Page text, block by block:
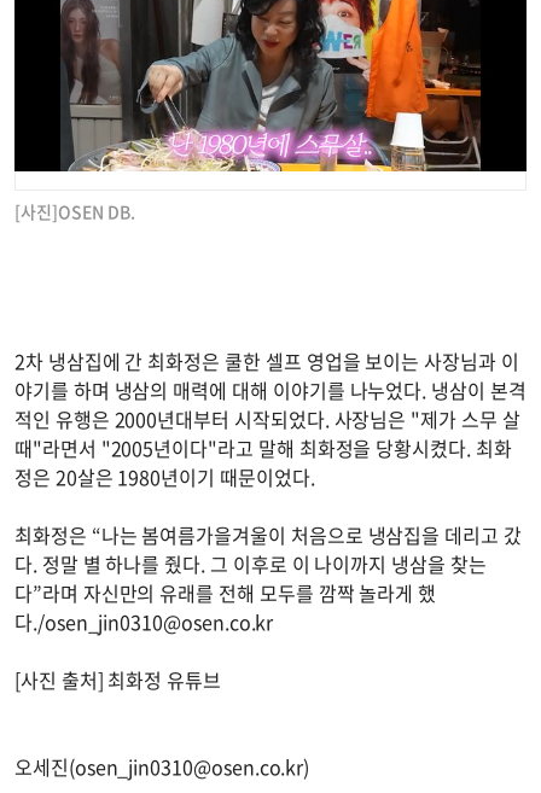
[사진]OSEN DB.
2차 냉삼집에 간 최화정은 쿨한 셀프 영업을 보이는 사장님과 이
야기를 하며 냉삼의 매력에 대해 이야기를 나누었다. 냉삼이 본격
적인 유행은 2000년대부터 시작되었다. 사장님은 "제가 스무 살
때"라면서 "2005년이다"라고 말해 최화정을 당황시켰다. 최화
정은 20살은 1980년이기 때문이었다.
최화정은 “나는 봄여름가을겨울이 처음으로 냉삼집을 데리고 갔
다. 정말 별 하나를 줬다. 그 이후로 이 나이까지 냉삼을 찾는
다”라며 자신만의 유래를 전해 모두를 깜짝 놀라게 했
다./osen_jin0310@osen.co.kr
[사진 출처] 최화정 유튜브
오세진(osen_jin0310@osen.co.kr)